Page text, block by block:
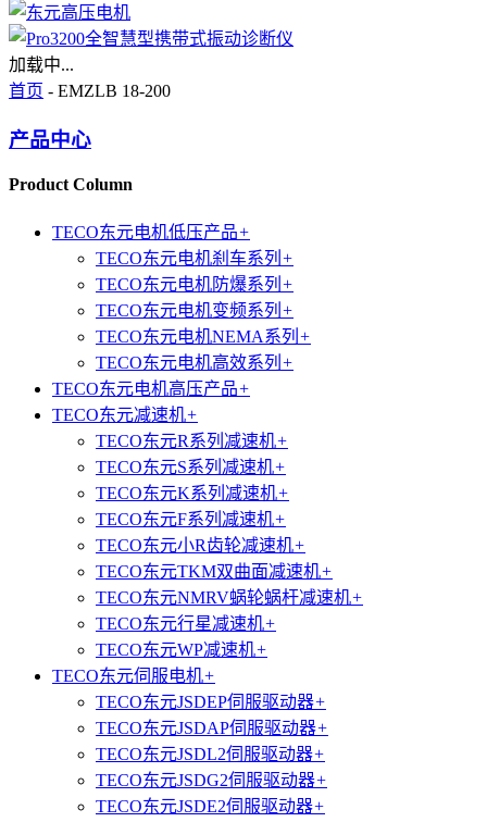
加载中...
首页 - EMZLB 18-200
产品中心
Product Column
TECO东元电机低压产品+
TECO东元电机刹车系列 +
TECO东元电机防爆系列 +
TECO东元电机变频系列 +
TECO东元电机NEMA系列 +
TECO东元电机高效系列 +
TECO东元电机高压产品+
TECO东元减速机+
TECO东元R系列减速机+
TECO东元S系列减速机+
TECO东元K系列减速机+
TECO东元F系列减速机+
TECO东元小R齿轮减速机+
TECO东元TKM双曲面减速机+
TECO东元NMRV蜗轮蜗杆减速机+
TECO东元行星减速机+
TECO东元WP减速机+
TECO东元伺服电机+
TECO东元JSDEP伺服驱动器+
TECO东元JSDAP伺服驱动器+
TECO东元JSDL2伺服驱动器+
TECO东元JSDG2伺服驱动器+
TECO东元JSDE2伺服驱动器+